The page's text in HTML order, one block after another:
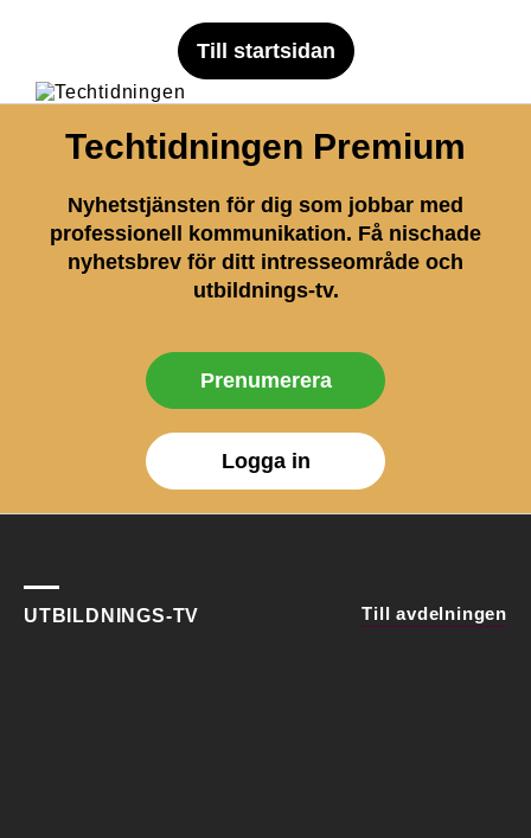
Till startsidan
Techtidningen Premium
Nyhetstjänsten för dig som jobbar med
professionell kommunikation. Få nischade
nyhetsbrev för ditt intresseområde och
utbildnings-tv.
Prenumerera
Logga in
UTBILDNINGS-TV Till avdelningen